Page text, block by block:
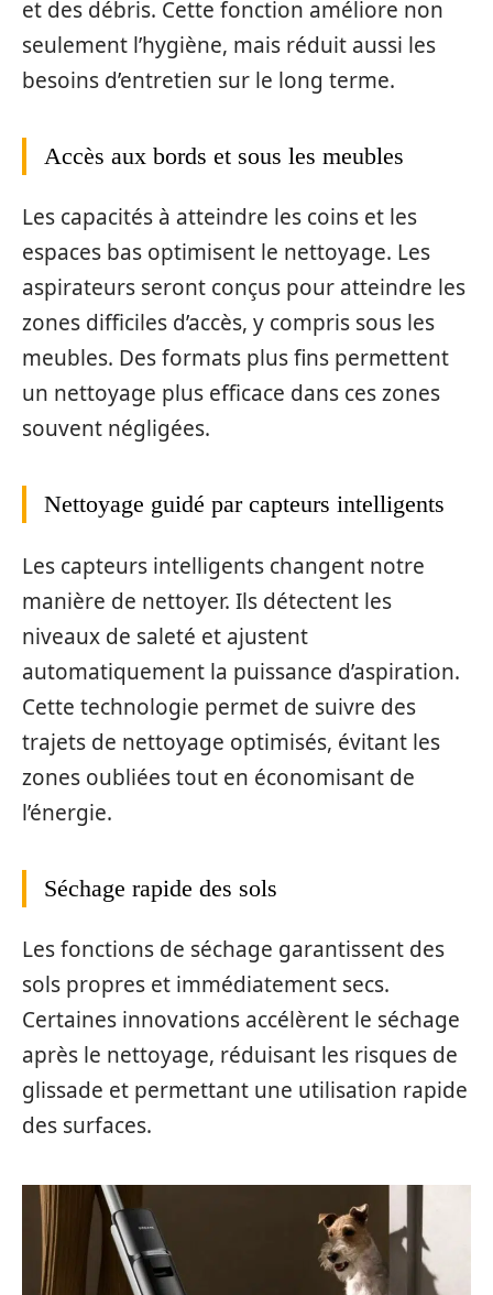
et des débris. Cette fonction améliore non
seulement l’hygiène, mais réduit aussi les
besoins d’entretien sur le long terme.
Accès aux bords et sous les meubles
Les capacités à atteindre les coins et les
espaces bas optimisent le nettoyage. Les
aspirateurs seront conçus pour atteindre les
zones difficiles d’accès, y compris sous les
meubles. Des formats plus fins permettent
un nettoyage plus efficace dans ces zones
souvent négligées.
Nettoyage guidé par capteurs intelligents
Les capteurs intelligents changent notre
manière de nettoyer. Ils détectent les
niveaux de saleté et ajustent
automatiquement la puissance d’aspiration.
Cette technologie permet de suivre des
trajets de nettoyage optimisés, évitant les
zones oubliées tout en économisant de
l’énergie.
Séchage rapide des sols
Les fonctions de séchage garantissent des
sols propres et immédiatement secs.
Certaines innovations accélèrent le séchage
après le nettoyage, réduisant les risques de
glissade et permettant une utilisation rapide
des surfaces.